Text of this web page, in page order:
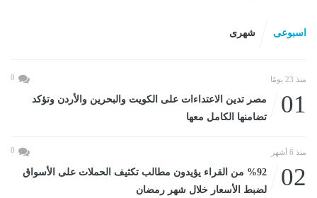
اسبوعى شهرى
منذ 23 يومًا 0
01
مصر تدين الاعتداءات على الكويت والبحرين والأردن وتؤكد
تضامنها الكامل معها
منذ 6 أشهر 0
02
%92 من القراء يؤيدون مطالب تكثيف الحملات على الأسواق
لضبط الأسعار خلال شهر رمضان